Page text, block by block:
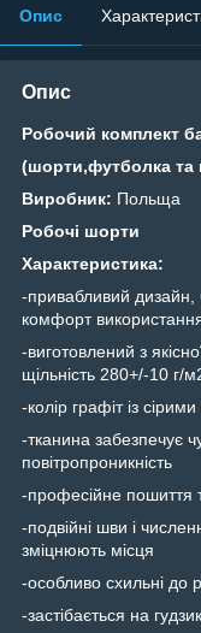
Опис
Опис
Робочий комплект
(шорти,футболка та
Виробник: Польща
Робочі шорти
Характеристика:
-привабливий дизайн,
комфорт
-виготовлений з
щільність 280+/-10 г/
-колір графіт із
-тканина забезпечує
повітропроникність
-професійне пошиття
-подвійні шви і
зміцнюють місця
-особливо схильні до
-застібається на